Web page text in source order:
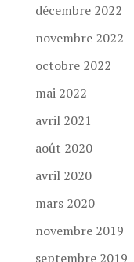
décembre 2022
novembre 2022
octobre 2022
mai 2022
avril 2021
août 2020
avril 2020
mars 2020
novembre 2019
septembre 2019